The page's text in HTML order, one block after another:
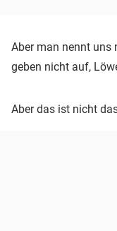
Aber man nennt uns
geben nicht auf,
Aber das ist nicht